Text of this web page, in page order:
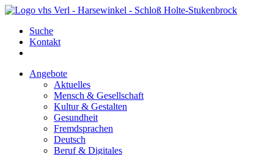
Suche
Kontakt
Angebote
Aktuelles
Mensch & Gesellschaft
Kultur & Gestalten
Gesundheit
Fremdsprachen
Deutsch
Beruf & Digitales